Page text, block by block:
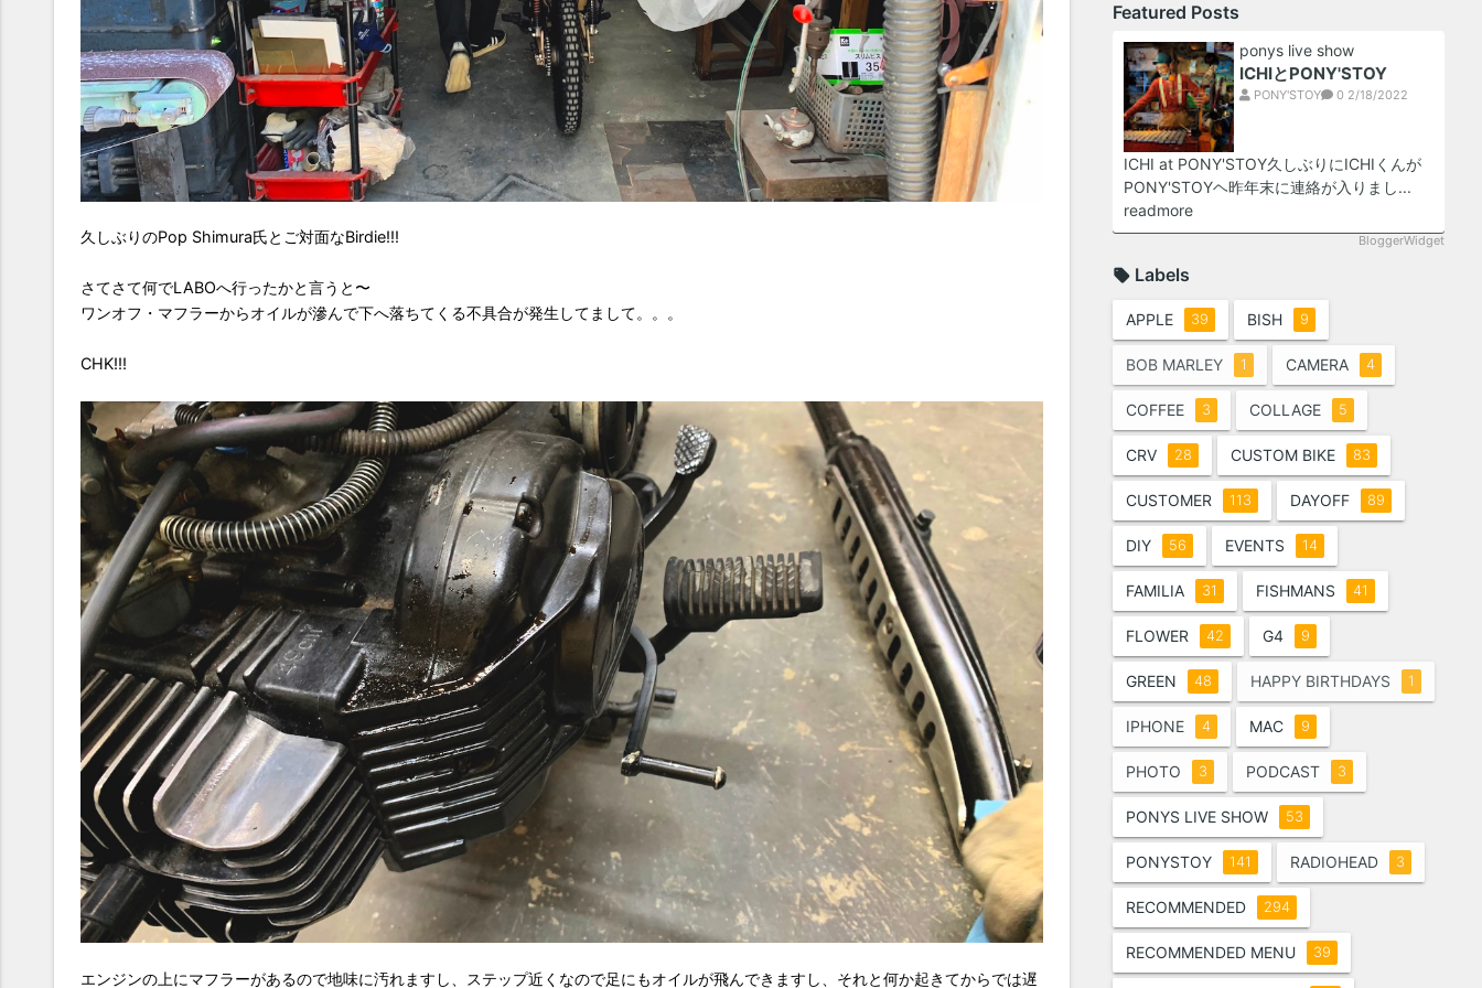
久しぶりのPop Shimura氏とご対面なBirdie!!!
さてさて何でLABOへ行ったかと言うと〜
ワンオフ・マフラーからオイルが滲んで下へ落ちてくる不具合が発生してまして。。。
CHK!!!
エンジンの上にマフラーがあるので地味に汚れますし、ステップ近くなので足にもオイルが飛んできますし、それと何か起きてからでは遅
Featured Posts
ponys live show
ICHIとPONY'STOY
PONY'STOY 0 2/18/2022
ICHI at PONY'STOY久しぶりにICHIくんが
PONY'STOYヘ昨年末に連絡が入りまし...
readmore
BloggerWidget
Labels
APPLE 39 BISH 9
BOB MARLEY 1 CAMERA 4
COFFEE 3 COLLAGE 5
CRV 28 CUSTOM BIKE 83
CUSTOMER 113 DAYOFF 89
DIY 56 EVENTS 14
FAMILIA 31 FISHMANS 41
FLOWER 42 G4 9
GREEN 48 HAPPY BIRTHDAYS 1
IPHONE 4 MAC 9
PHOTO 3 PODCAST 3
PONYS LIVE SHOW 53
PONYSTOY 141 RADIOHEAD 3
RECOMMENDED 294
RECOMMENDED MENU 39